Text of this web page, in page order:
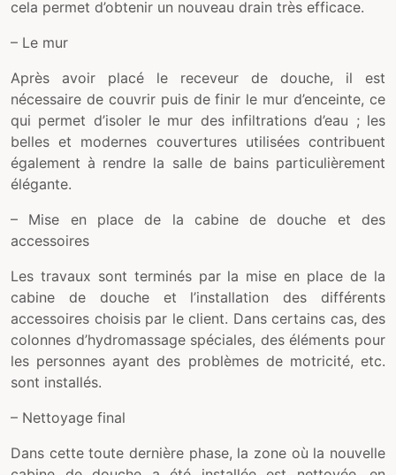
cela permet d’obtenir un nouveau drain très efficace.
– Le mur
Après avoir placé le receveur de douche, il est
nécessaire de couvrir puis de finir le mur d’enceinte, ce
qui permet d’isoler le mur des infiltrations d’eau ; les
belles et modernes couvertures utilisées contribuent
également à rendre la salle de bains particulièrement
élégante.
– Mise en place de la cabine de douche et des
accessoires
Les travaux sont terminés par la mise en place de la
cabine de douche et l’installation des différents
accessoires choisis par le client. Dans certains cas, des
colonnes d’hydromassage spéciales, des éléments pour
les personnes ayant des problèmes de motricité, etc.
sont installés.
– Nettoyage final
Dans cette toute dernière phase, la zone où la nouvelle